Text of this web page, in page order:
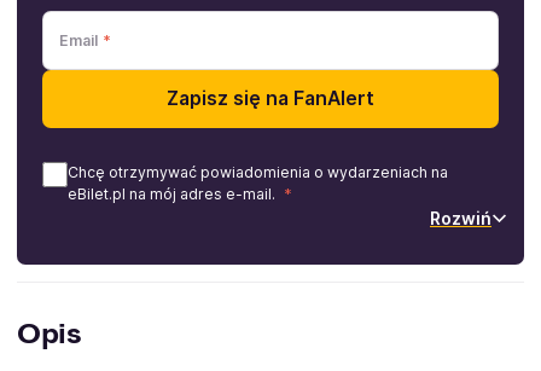
Email
Zapisz się na FanAlert
Chcę otrzymywać powiadomienia o wydarzeniach na
eBilet.pl na mój adres e-mail.
Rozwiń
Opis